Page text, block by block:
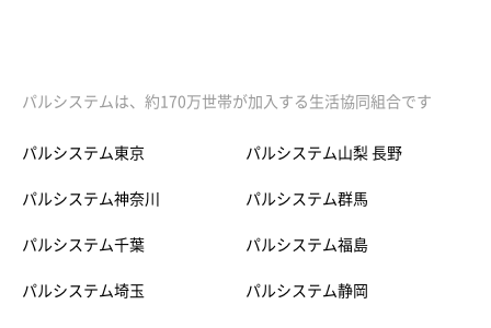
パルシステムは、約170万世帯が加入する生活協同組合です
パルシステム東京
パルシステム神奈川
パルシステム千葉
パルシステム埼玉
パルシステム山梨 長野
パルシステム群馬
パルシステム福島
パルシステム静岡